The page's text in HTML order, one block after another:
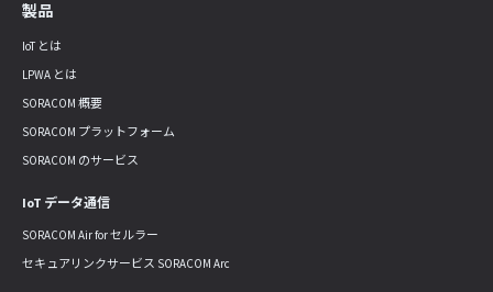
製品
IoT とは
LPWA とは
SORACOM 概要
SORACOM プラットフォーム
SORACOM のサービス
IoT データ通信
SORACOM Air for セルラー
セキュアリンクサービス SORACOM Arc